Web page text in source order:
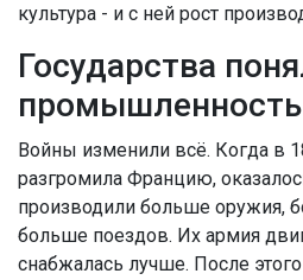
культура - и с ней рост
Государства
промышленность
Войны изменили всё. Когда в
разгромила Францию,
производили больше оружия,
больше поездов. Их армия
снабжалась лучше. После